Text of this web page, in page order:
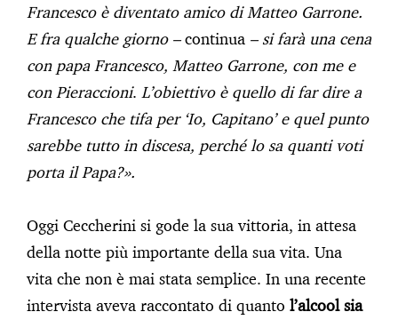
Francesco è diventato amico di Matteo Garrone.
E fra qualche giorno –continua – si farà una cena
con papa Francesco, Matteo Garrone, con me e
con Pieraccioni. L’obiettivo è quello di far dire a
Francesco che tifa per ‘Io, Capitano’ e quel punto
sarebbe tutto in discesa, perché lo sa quanti voti
porta il Papa?».
Oggi Ceccherini si gode la sua vittoria, in attesa
della notte più importante della sua vita. Una
vita che non è mai stata semplice. In una recente
intervista aveva raccontato di quanto l’alcool sia